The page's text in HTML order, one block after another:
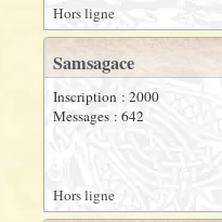
Hors ligne
Samsagace
Inscription : 2000
Messages : 642
Hors ligne